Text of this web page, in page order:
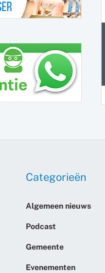
Categorieën
Algemeen nieuws
Podcast
Gemeente
Evenementen